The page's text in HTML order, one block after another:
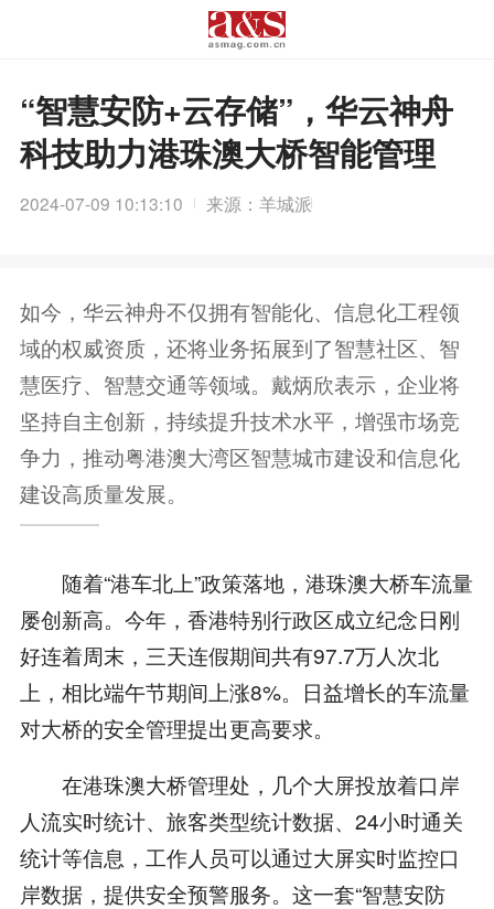
“智慧安防+云存储”，华云神舟
科技助力港珠澳大桥智能管理
2024-07-09 10:13:10 来源：羊城派
如今，华云神舟不仅拥有智能化、信息化工程领
域的权威资质，还将业务拓展到了智慧社区、智
慧医疗、智慧交通等领域。戴炳欣表示，企业将
坚持自主创新，持续提升技术水平，增强市场竞
争力，推动粤港澳大湾区智慧城市建设和信息化
建设高质量发展。
随着“港车北上”政策落地，港珠澳大桥车流量
屡创新高。今年，香港特别行政区成立纪念日刚
好连着周末，三天连假期间共有97.7万人次北
上，相比端午节期间上涨8%。日益增长的车流量
对大桥的安全管理提出更高要求。
在港珠澳大桥管理处，几个大屏投放着口岸
人流实时统计、旅客类型统计数据、24小时通关
统计等信息，工作人员可以通过大屏实时监控口
岸数据，提供安全预警服务。这一套“智慧安防